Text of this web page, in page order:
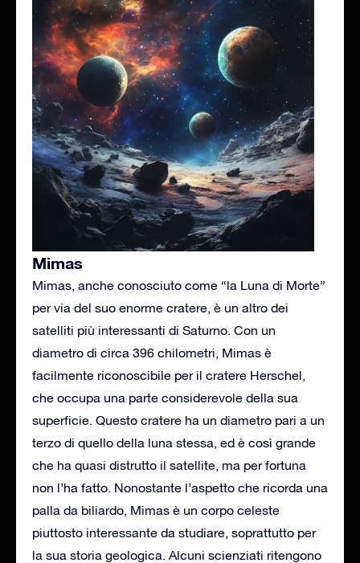
Mimas
Mimas, anche conosciuto come “la Luna di Morte”
per via del suo enorme cratere, è un altro dei
satelliti più interessanti di Saturno. Con un
diametro di circa 396 chilometri, Mimas è
facilmente riconoscibile per il cratere Herschel,
che occupa una parte considerevole della sua
superficie. Questo cratere ha un diametro pari a un
terzo di quello della luna stessa, ed è così grande
che ha quasi distrutto il satellite, ma per fortuna
non l’ha fatto. Nonostante l’aspetto che ricorda una
palla da biliardo, Mimas è un corpo celeste
piuttosto interessante da studiare, soprattutto per
la sua storia geologica. Alcuni scienziati ritengono